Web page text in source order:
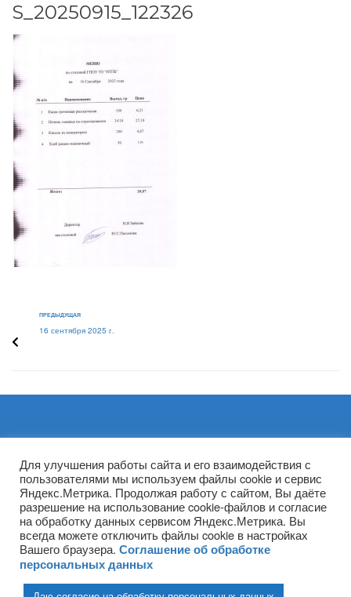
S_20250915_122326
ПРЕДЫДУЩАЯ
16 сентября 2025 г.
Архивы
(ГПОУ ТО «НТПБ») 2020 г. ©
Для улучшения работы сайта и его взаимодействия с
пользователями мы используем файлы cookie и сервис
Яндекс.Метрика. Продолжая работу с сайтом, Вы даёте
разрешение на использование cookie-файлов и согласие
на обработку данных сервисом Яндекс.Метрика. Вы
всегда можете отключить файлы cookie в настройках
Вашего браузера. Соглашение об обработке
персональных данных